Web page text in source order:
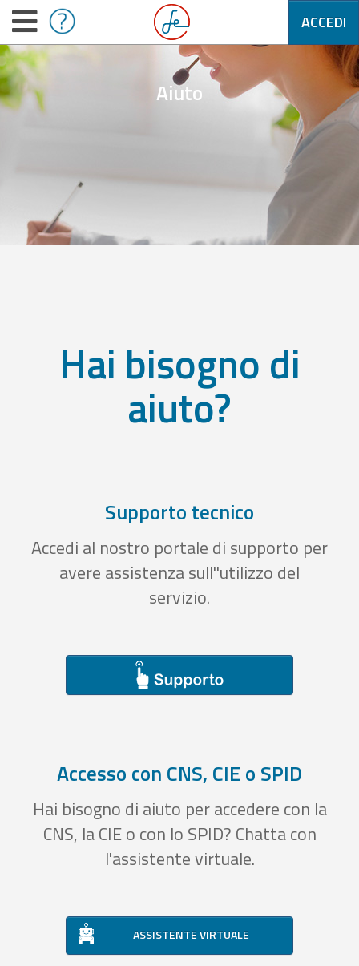
ACCEDI
Aiuto
Hai bisogno di
aiuto?
Supporto tecnico
Accedi al nostro portale di supporto per
avere assistenza sull''utilizzo del
servizio.
Accesso con CNS, CIE o SPID
Hai bisogno di aiuto per accedere con la
CNS, la CIE o con lo SPID? Chatta con
l'assistente virtuale.
ASSISTENTE VIRTUALE